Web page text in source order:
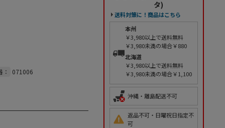
071006
タ)
送料対策に！商品はこちら
本州
￥3,980以上で送料無料
￥3,980未満の場合￥880
北海道
￥3,980以上で送料無料
￥3,980未満の場合￥1,100
沖縄・離島配送不可
返品不可・日曜祝日指定不
可